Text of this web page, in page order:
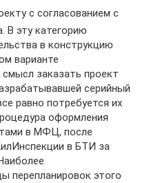
с согласованием с
В эту категорию
в конструкцию
варианте
заказать проект
серийный
равно потребуется их
оформления
в МФЦ, после
в БТИ за
перепланировок этого